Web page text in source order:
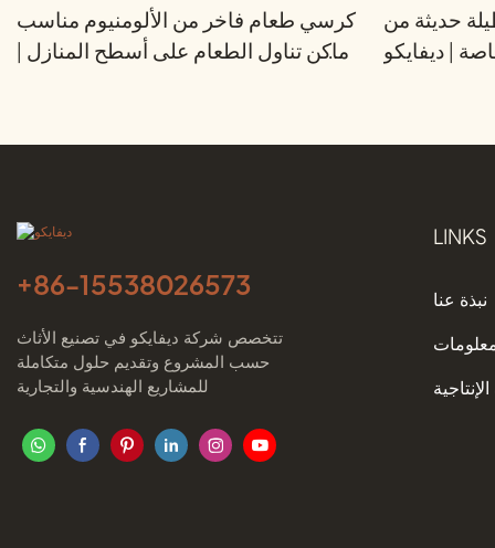
كرسي طعام فاخر من الألومنيوم مناسب
لأماكن تناول الطعام على أسطح المنازل |
حديثة من
| ديفايكو
+86-15538026573
تتخصص شركة ديفايكو في تصنيع الأثاث
حسب المشروع وتقديم حلول متكاملة
للمشاريع الهندسية والتجارية
LINKS
نبذة عنا